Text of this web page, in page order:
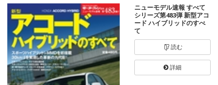
ニューモデル速報 すべて
シリーズ第483弾 新型アコ
ード ハイブリッドのすべ
て
読む
詳細